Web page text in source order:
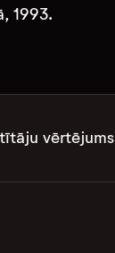
1993.
vērtējums